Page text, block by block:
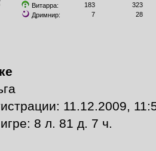
Витарра:
183
323
Дримнир:
7 28
11.12.2009,
8 л. 81 д. 7 ч.